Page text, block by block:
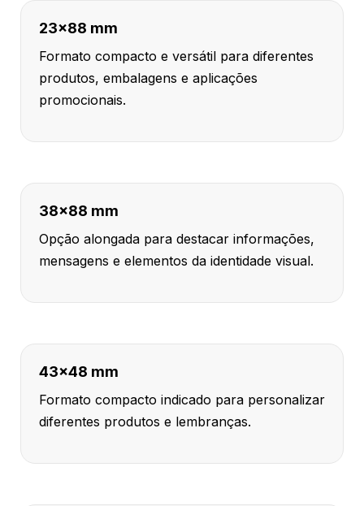
23x88 mm
Formato compacto e versátil para diferentes
produtos, embalagens e aplicações
promocionais.
38x88 mm
Opção alongada para destacar informações,
mensagens e elementos da identidade visual.
43x48 mm
Formato compacto indicado para personalizar
diferentes produtos e lembranças.